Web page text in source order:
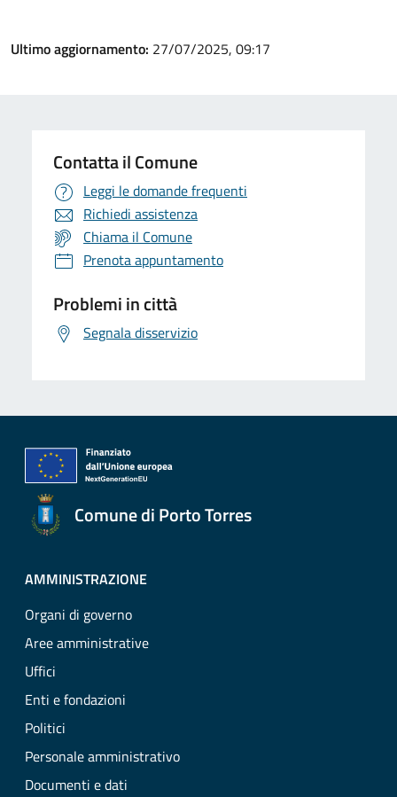
Ultimo aggiornamento: 27/07/2025, 09:17
Contatta il Comune
Leggi le domande frequenti
Richiedi assistenza
Chiama il Comune
Prenota appuntamento
Problemi in città
Segnala disservizio
Comune di Porto Torres
AMMINISTRAZIONE
Organi di governo
Aree amministrative
Uffici
Enti e fondazioni
Politici
Personale amministrativo
Documenti e dati